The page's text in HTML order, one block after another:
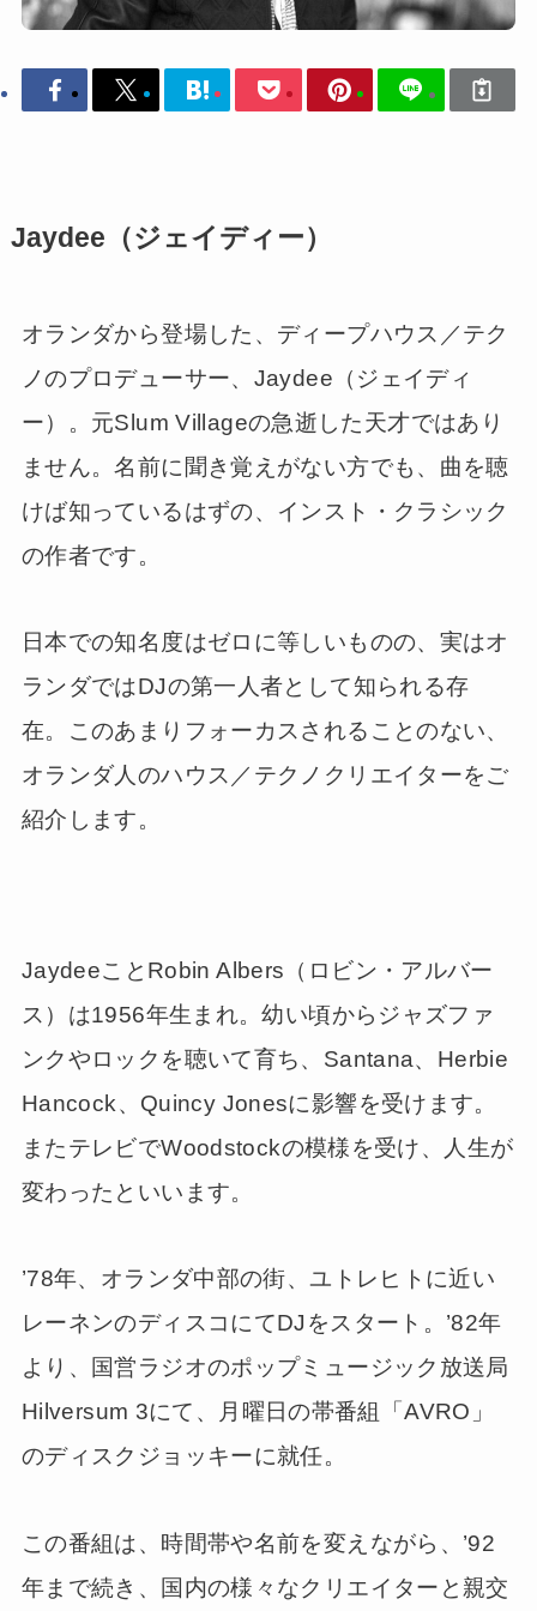
Jaydee（ジェイディー）
オランダから登場した、ディープハウス／テク
ノのプロデューサー、Jaydee（ジェイディ
ー）。元Slum Villageの急逝した天才ではあり
ません。名前に聞き覚えがない方でも、曲を聴
けば知っているはずの、インスト・クラシック
の作者です。
日本での知名度はゼロに等しいものの、実はオ
ランダではDJの第一人者として知られる存
在。このあまりフォーカスされることのない、
オランダ人のハウス／テクノクリエイターをご
紹介します。
JaydeeことRobin Albers（ロビン・アルバー
ス）は1956年生まれ。幼い頃からジャズファ
ンクやロックを聴いて育ち、Santana、Herbie
Hancock、Quincy Jonesに影響を受けます。
またテレビでWoodstockの模様を受け、人生が
変わったといいます。
’78年、オランダ中部の街、ユトレヒトに近い
レーネンのディスコにてDJをスタート。’82年
より、国営ラジオのポップミュージック放送局
Hilversum 3にて、月曜日の帯番組「AVRO」
のディスクジョッキーに就任。
この番組は、時間帯や名前を変えながら、’92
年まで続き、国内の様々なクリエイターと親交